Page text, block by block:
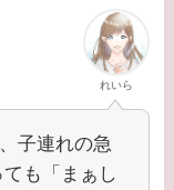
れいら
子連れの急
も「まぁし